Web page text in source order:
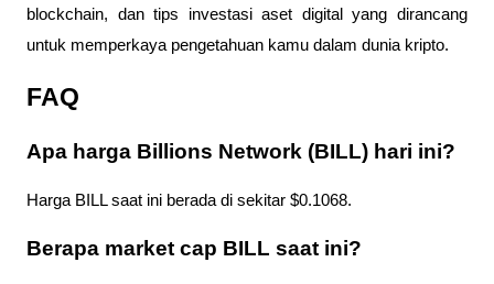
blockchain, dan tips investasi aset digital yang dirancang
untuk memperkaya pengetahuan kamu dalam dunia kripto.
FAQ
Apa harga Billions Network (BILL) hari ini?
Harga BILL saat ini berada di sekitar $0.1068.
Berapa market cap BILL saat ini?